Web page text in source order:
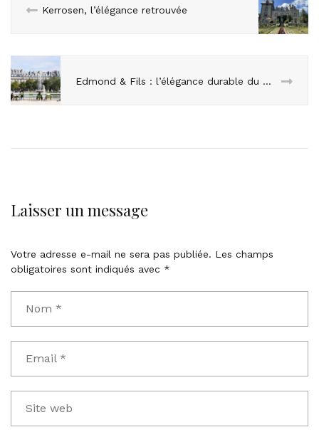
Kerrosen, l’élégance retrouvée
Edmond & Fils : l’élégance durable du mobilier extérieur
Laisser un message
Votre adresse e-mail ne sera pas publiée. Les champs
obligatoires sont indiqués avec *